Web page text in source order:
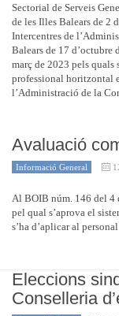
Sectorial de Serveis
de les Illes Balears de 2
Intercentres de
Balears de 17 d’octubre
març de 2023 pels quals
professional horitzontal
l’Administració de la
Avaluació
Informació General
Al BOIB núm. 146 del 4
pel qual s’aprova el
s’ha d’aplicar al
Eleccions
Conselleria